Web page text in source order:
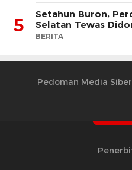
5
Setahun Buron,
Selatan Tewas
BERITA
Pedoman Media Siber